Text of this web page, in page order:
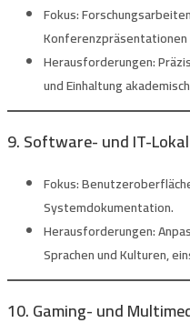
Fokus:
Herausforderungen:
und Einhaltung
9. Software- und IT-
Fokus:
Systemdokumentation.
Herausforderungen:
Sprachen und Kulturen,
10. Gaming- und